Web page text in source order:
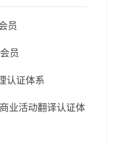
员
员
认证体系
业活动翻译认证体